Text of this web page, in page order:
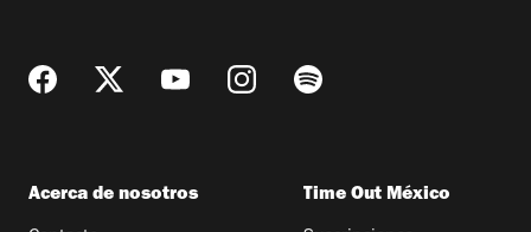
Acerca de nosotros Time Out México